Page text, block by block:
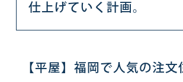
仕上げていく計画。
【平屋】福岡で人気の注文